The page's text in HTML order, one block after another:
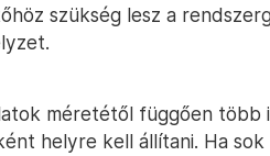
szükség lesz a
méretétől függően több
helyre kell állítani. Ha